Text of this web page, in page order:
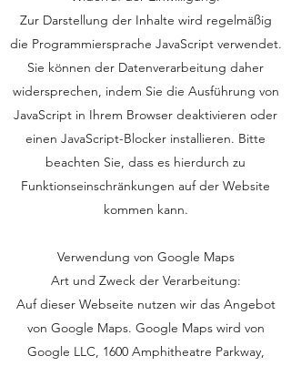
Zur Darstellung der Inhalte wird regelmäßig
die Programmiersprache JavaScript verwendet.
Sie können der Datenverarbeitung daher
widersprechen, indem Sie die Ausführung von
JavaScript in Ihrem Browser deaktivieren oder
einen JavaScript-Blocker installieren. Bitte
beachten Sie, dass es hierdurch zu
Funktionseinschränkungen auf der Website
kommen kann.
Verwendung von Google Maps
Art und Zweck der Verarbeitung:
Auf dieser Webseite nutzen wir das Angebot
von Google Maps. Google Maps wird von
Google LLC, 1600 Amphitheatre Parkway,